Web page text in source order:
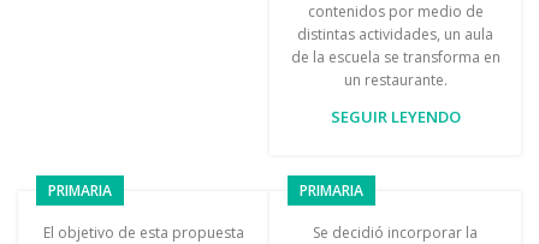
contenidos por medio de
distintas actividades, un aula
de la escuela se transforma en
un restaurante.
SEGUIR LEYENDO
PRIMARIA
El objetivo de esta propuesta
PRIMARIA
Se decidió incorporar la